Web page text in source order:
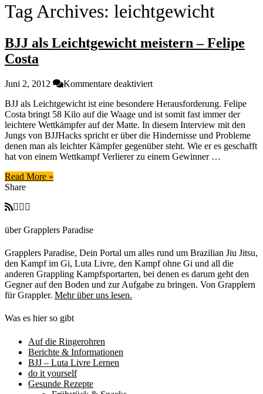
Tag Archives: leichtgewicht
BJJ als Leichtgewicht meistern – Felipe
Costa
Juni 2, 2012 Kommentare deaktiviertfür
als
Leichtgewicht
meistern
–
Felipe
Costa
BJJ als Leichtgewicht ist eine besondere Herausforderung. Felipe
Costa bringt 58 Kilo auf die Waage und ist somit fast immer der
leichtere Wettkämpfer auf der Matte. In diesem Interview mit den
Jungs von BJJHacks spricht er über die Hindernisse und Probleme
denen man als leichter Kämpfer gegenüber steht. Wie er es geschafft
hat von einem Wettkampf Verlierer zu einem Gewinner …
Read More »
Share
über Grapplers Paradise
Grapplers Paradise, Dein Portal um alles rund um Brazilian Jiu Jitsu,
den Kampf im Gi, Luta Livre, den Kampf ohne Gi und all die
anderen Grappling Kampfsportarten, bei denen es darum geht den
Gegner auf den Boden und zur Aufgabe zu bringen. Von Grapplern
für Grappler. Mehr über uns lesen.
Was es hier so gibt
Auf die Ringerohren
Berichte & Informationen
BJJ – Luta Livre Lernen
do it yourself
Gesunde Rezepte